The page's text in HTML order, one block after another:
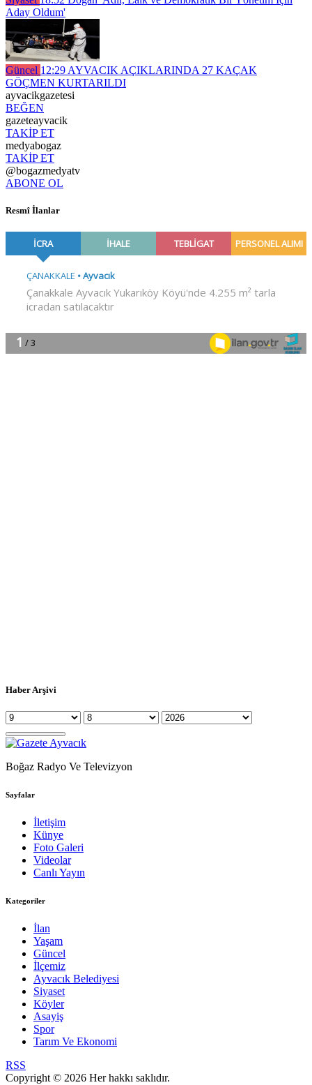
Aday Oldum'
Güncel 12:29 AYVACIK AÇIKLARINDA 27 KAÇAK
GÖÇMEN KURTARILDI
ayvacikgazetesi
BEĞEN
gazeteayvacik
TAKİP ET
medyabogaz
TAKİP ET
@bogazmedyatv
ABONE OL
Resmî İlanlar
Haber Arşivi
Boğaz Radyo Ve Televizyon
Sayfalar
İletişim
Künye
Foto Galeri
Videolar
Canlı Yayın
Kategoriler
İlan
Yaşam
Güncel
İlçemiz
Ayvacık Belediyesi
Siyaset
Köyler
Asayiş
Spor
Tarım Ve Ekonomi
RSS
Copyright © 2026 Her hakkı saklıdır.